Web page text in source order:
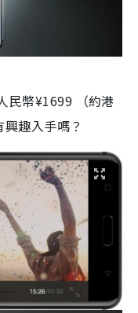
民幣¥1699 （約港
趣入手嗎？